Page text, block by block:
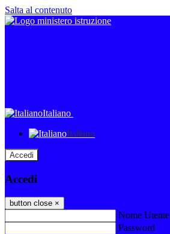
Salta al contenuto
Italiano
Italiano
Accedi
Accedi
button close ×
Nome Utente
Password